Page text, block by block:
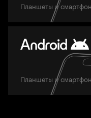
Планшеты и
Планшеты и